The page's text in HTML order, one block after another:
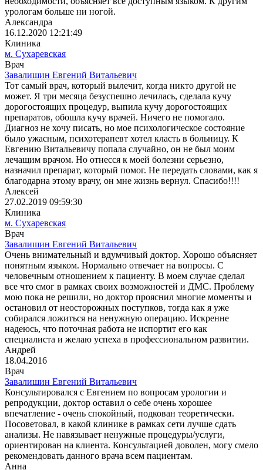
урологам больше ни ногой.
Александра
16.12.2020 12:21:49
Клиника
м. Сухаревская
Врач
Завалишин Евгений Витальевич
Тот самый врач, который вылечит, когда никто другой не
может. Я три месяца безуспешно лечилась, сделала кучу
дорогостоящих процедур, выпила кучу дорогостоящих
препаратов, обошла кучу врачей. Ничего не помогало.
Диагноз не хочу писать, но мое психологическое состояние
было ужасным, психотерапевт хотел класть в больницу. К
Евгению Витальевичу попала случайно, он не был моим
лечащим врачом. Но отнесся к моей болезни серьезно,
назначил препарат, который помог. Не передать словами, как я
благодарна этому врачу, он мне жизнь вернул. Спасибо!!!!
Алексей
27.02.2019 09:59:30
Клиника
м. Сухаревская
Врач
Завалишин Евгений Витальевич
Очень внимательный и вдумчивый доктор. Хорошо объясняет
понятным языком. Нормально отвечает на вопросы. С
человечным отношением к пациенту. В моем случае сделал
все что смог в рамках своих возможностей и ДМС. Проблему
мою пока не решили, но доктор прояснил многие моменты и
остановил от неосторожных поступков, тогда как я уже
собирался ложиться на ненужную операцию. Искренне
надеюсь, что поточная работа не испортит его как
специалиста и желаю успеха в профессиональном развитии.
Андрей
18.04.2016
Врач
Завалишин Евгений Витальевич
Консультировался с Евгением по вопросам урологии и
репродукции, доктор оставил о себе очень хорошее
впечатление - очень спокойный, подкован теоретически.
Посоветовал, в какой клинике в рамках сети лучше сдать
анализы. Не навязывает ненужные процедуры/услуги,
ориентирован на клиента. Консультацией доволен, могу смело
рекомендовать данного врача всем пациентам.
Анна